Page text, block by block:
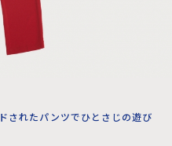
されたパンツでひとさじの遊び